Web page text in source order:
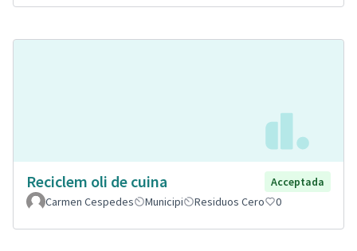
Reciclem oli de cuina
Acceptada
Carmen Cespedes
Municipi Residuos Cero 0